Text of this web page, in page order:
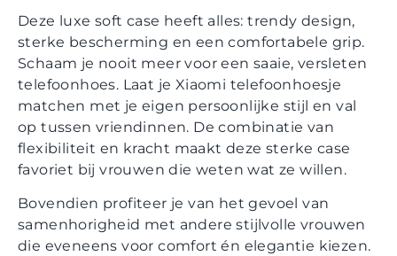
Deze luxe soft case heeft alles: trendy design,
sterke bescherming en een comfortabele grip.
Schaam je nooit meer voor een saaie, versleten
telefoonhoes. Laat je Xiaomi telefoonhoesje
matchen met je eigen persoonlijke stijl en val
op tussen vriendinnen. De combinatie van
flexibiliteit en kracht maakt deze sterke case
favoriet bij vrouwen die weten wat ze willen.
Bovendien profiteer je van het gevoel van
samenhorigheid met andere stijlvolle vrouwen
die eveneens voor comfort én elegantie kiezen.